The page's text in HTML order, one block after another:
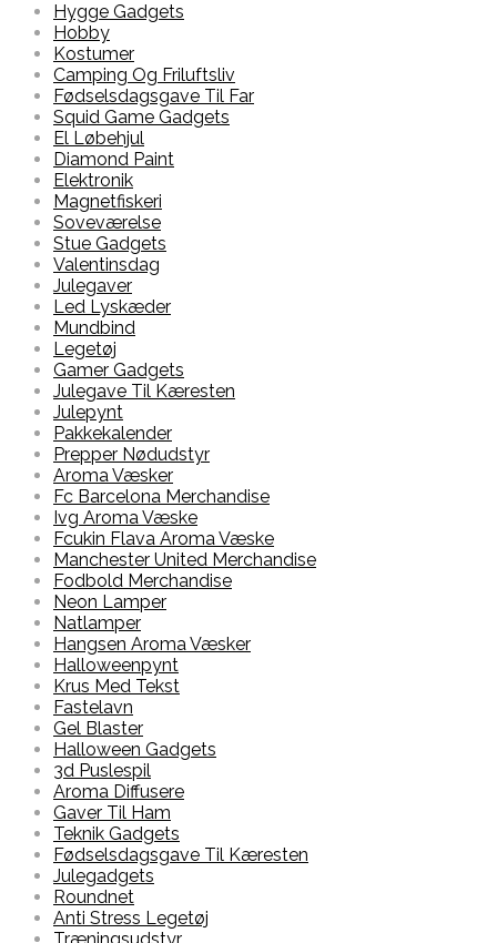
Hygge Gadgets
Hobby
Kostumer
Camping Og Friluftsliv
Fødselsdagsgave Til Far
Squid Game Gadgets
El Løbehjul
Diamond Paint
Elektronik
Magnetfiskeri
Soveværelse
Stue Gadgets
Valentinsdag
Julegaver
Led Lyskæder
Mundbind
Legetøj
Gamer Gadgets
Julegave Til Kæresten
Julepynt
Pakkekalender
Prepper Nødudstyr
Aroma Væsker
Fc Barcelona Merchandise
Ivg Aroma Væske
Fcukin Flava Aroma Væske
Manchester United Merchandise
Fodbold Merchandise
Neon Lamper
Natlamper
Hangsen Aroma Væsker
Halloweenpynt
Krus Med Tekst
Fastelavn
Gel Blaster
Halloween Gadgets
3d Puslespil
Aroma Diffusere
Gaver Til Ham
Teknik Gadgets
Fødselsdagsgave Til Kæresten
Julegadgets
Roundnet
Anti Stress Legetøj